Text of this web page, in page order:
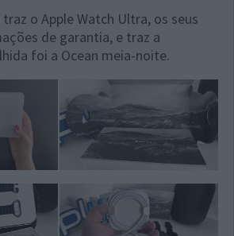
o Apple Watch Ultra, os seus
de garantia, e traz a
foi a Ocean meia-noite.